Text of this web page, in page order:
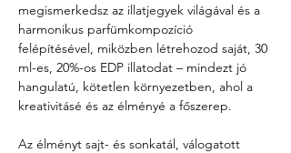
megismerkedsz az illatjegyek világával és a
harmonikus parfümkompozíció
felépítésével, miközben létrehozod saját, 30
ml-es, 20%-os EDP illatodat – mindezt jó
hangulatú, kötetlen környezetben, ahol a
kreativitásé és az élményé a főszerep.
Az élményt sajt- és sonkatál, válogatott